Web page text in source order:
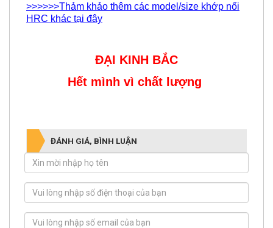
>>>>>>Thảm khảo thêm các model/size khớp nối
HRC khác tại đây
ĐẠI KINH BẮC
Hết mình vì chất lượng
ĐÁNH GIÁ, BÌNH LUẬN